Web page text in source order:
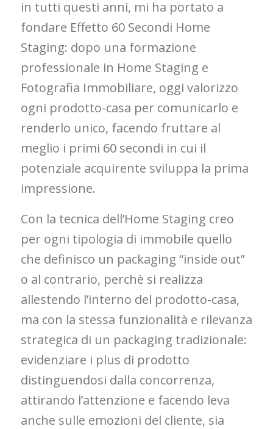
in tutti questi anni, mi ha portato a
fondare Effetto 60 Secondi Home
Staging: dopo una formazione
professionale in Home Staging e
Fotografia Immobiliare, oggi valorizzo
ogni prodotto-casa per comunicarlo e
renderlo unico, facendo fruttare al
meglio i primi 60 secondi in cui il
potenziale acquirente sviluppa la prima
impressione.
Con la tecnica dell’Home Staging creo
per ogni tipologia di immobile quello
che definisco un packaging “inside out”
o al contrario, perchè si realizza
allestendo l’interno del prodotto-casa,
ma con la stessa funzionalità e rilevanza
strategica di un packaging tradizionale:
evidenziare i plus di prodotto
distinguendosi dalla concorrenza,
attirando l’attenzione e facendo leva
anche sulle emozioni del cliente, sia